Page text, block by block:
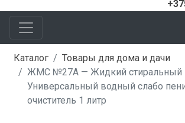
Каталог
Товары для дома и дачи
ЖМС №27А — Жидкий стиральный
Универсальный водный слабо
очиститель 1 литр